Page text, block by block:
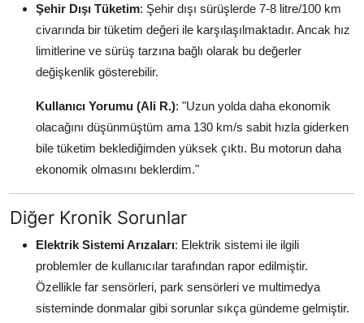
Şehir Dışı Tüketim: Şehir dışı sürüşlerde 7-8 litre/100 km
civarında bir tüketim değeri ile karşılaşılmaktadır. Ancak hız
limitlerine ve sürüş tarzına bağlı olarak bu değerler
değişkenlik gösterebilir.
Kullanıcı Yorumu (Ali R.): "Uzun yolda daha ekonomik
olacağını düşünmüştüm ama 130 km/s sabit hızla giderken
bile tüketim beklediğimden yüksek çıktı. Bu motorun daha
ekonomik olmasını beklerdim."
Diğer Kronik Sorunlar
Elektrik Sistemi Arızaları: Elektrik sistemi ile ilgili
problemler de kullanıcılar tarafından rapor edilmiştir.
Özellikle far sensörleri, park sensörleri ve multimedya
sisteminde donmalar gibi sorunlar sıkça gündeme gelmiştir.